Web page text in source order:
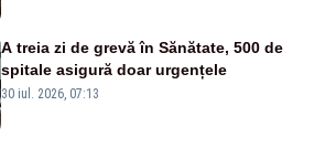
A treia zi de grevă în Sănătate, 500 de
spitale asigură doar urgențele
30 iul. 2026, 07:13